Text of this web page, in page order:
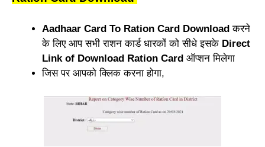
Aadhaar Card To Ration Card Download करने
के लिए आप सभी राशन कार्ड धारकों को सीधे इसके Direct
Link of Download Ration Card ऑप्शन मिलेगा
जिस पर आपको क्लिक करना होगा,